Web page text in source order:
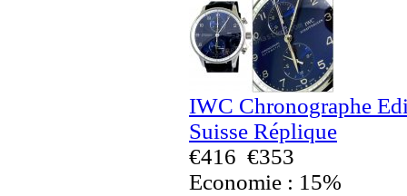
IWC Chronographe
Suisse Réplique
€416 €353
Economie : 15%